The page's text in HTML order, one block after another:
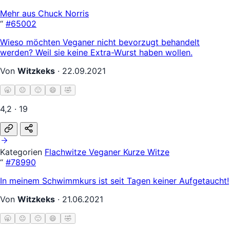
Mehr aus Chuck Norris
“ #65002
Wieso möchten Veganer nicht bevorzugt behandelt
werden? Weil sie keine Extra-Wurst haben wollen.
Von Witzkeks · 22.09.2021
🥱 😐 🙂 😄 🤣
4,2 · 19
Kategorien Flachwitze Veganer Kurze Witze
“ #78990
In meinem Schwimmkurs ist seit Tagen keiner Aufgetaucht!
Von Witzkeks · 21.06.2021
🥱 😐 🙂 😄 🤣